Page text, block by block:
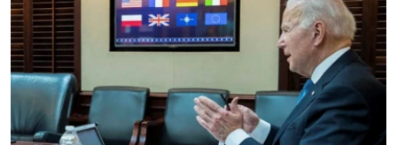
និង​
ចូល​
ទៅ​
ទំព័រ​
រចនា
រំលង​
ទូរទស្សន៍ / វីដេអូ​
វិទ្យុ / ផតខាសថ៍
កម្មវិធីទាំងអស់
Khmer English